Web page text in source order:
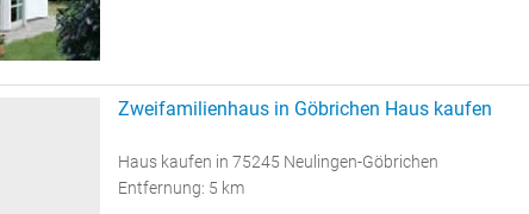
Zweifamilienhaus in Göbrichen Haus kaufen
Haus kaufen in 75245 Neulingen-Göbrichen
Entfernung: 5 km